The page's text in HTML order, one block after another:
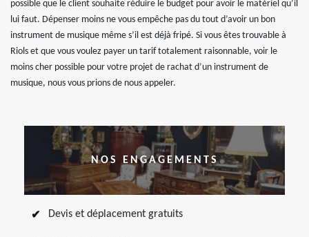
possible que le client souhaite réduire le budget pour avoir le matériel qu’il
lui faut. Dépenser moins ne vous empêche pas du tout d’avoir un bon
instrument de musique même s’il est déjà fripé. Si vous êtes trouvable à
Riols et que vous voulez payer un tarif totalement raisonnable, voir le
moins cher possible pour votre projet de rachat d’un instrument de
musique, nous vous prions de nous appeler.
NOS ENGAGEMENTS
Devis et déplacement gratuits